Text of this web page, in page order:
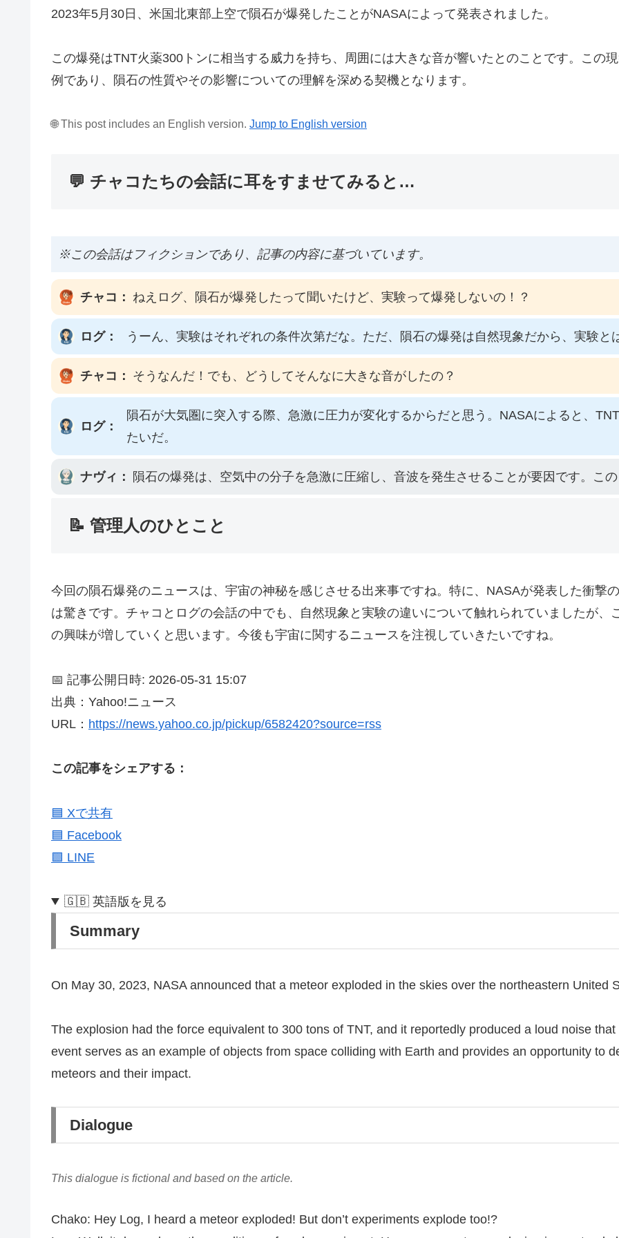
2023年5月30日、米国北東部上空で隕石が爆発したことがNASAによって発表されました。
この爆発はTNT火薬300トンに相当する威力を持ち、周囲には大きな音が響いたとのことです。この
例であり、隕石の性質やその影響についての理解を深める契機となります。
🌐 This post includes an English version. Jump to English version
💬 チャコたちの会話に耳をすませてみると…
※この会話はフィクションであり、記事の内容に基づいています。
チャコ： ねえログ、隕石が爆発したって聞いたけど、実験って爆発しないの！？
ログ： うーん、実験はそれぞれの条件次第だな。ただ、隕石の爆発は自然現象だから、実験と
チャコ： そうなんだ！でも、どうしてそんなに大きな音がしたの？
ログ：
隕石が大気圏に突入する際、急激に圧力が変化するからだと思う。NASAによると、
たいだ。
ナヴィ： 隕石の爆発は、空気中の分子を急激に圧縮し、音波を発生させることが要因です。こ
📝 管理人のひとこと
今回の隕石爆発のニュースは、宇宙の神秘を感じさせる出来事ですね。特に、NASAが発表した衝撃
は驚きです。チャコとログの会話の中でも、自然現象と実験の違いについて触れられていましたが
の興味が増していくと思います。今後も宇宙に関するニュースを注視していきたいですね。
📅 記事公開日時: 2026-05-31 15:07
出典：Yahoo!ニュース
URL： https://news.yahoo.co.jp/pickup/6582420?source=rss
この記事をシェアする：
🟦 Xで共有
🟦 Facebook
🟩 LINE
🇬🇧 英語版を見る
Summary
On May 30, 2023, NASA announced that a meteor exploded in the skies over the northeastern United
The explosion had the force equivalent to 300 tons of TNT, and it reportedly produced a loud noise
event serves as an example of objects from space colliding with Earth and provides an opportunity to
meteors and their impact.
Dialogue
This dialogue is fictional and based on the article.
Chako: Hey Log, I heard a meteor exploded! But don’t experiments explode too!?